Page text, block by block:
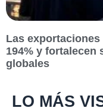
Las
194% y fortalecen
globales
LO MÁS